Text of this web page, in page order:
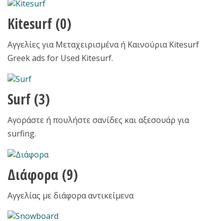
Kitesurf (0)
Αγγελίες για Μεταχειρισμένα ή Καινούρια Kitesurf
Greek ads for Used Kitesurf.
Surf (3)
Αγοράστε ή πουλήστε σανίδες και αξεσουάρ για
surfing.
Διάφορα (9)
Αγγελίας με διάφορα αντικείμενα